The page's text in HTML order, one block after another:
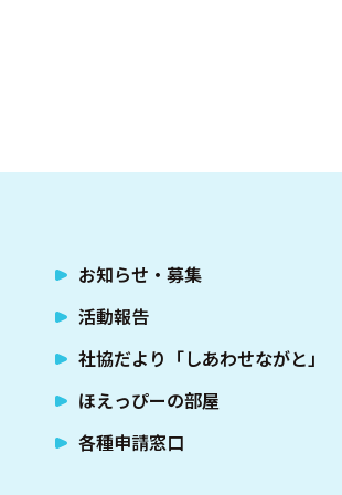
お知らせ・募集
活動報告
社協だより「しあわせながと」
ほえっぴーの部屋
各種申請窓口